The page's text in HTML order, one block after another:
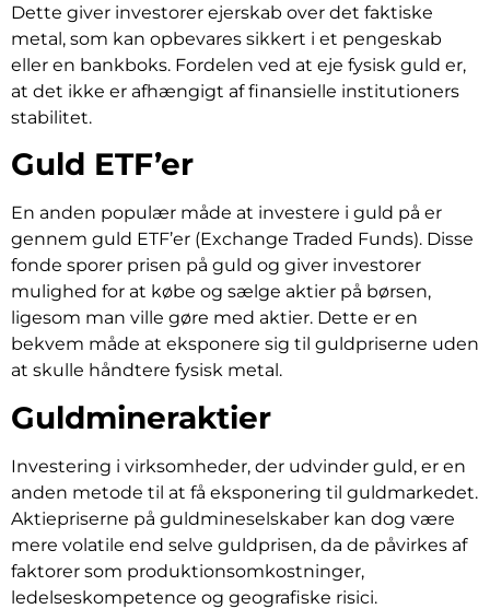
Dette giver investorer ejerskab over det faktiske
metal, som kan opbevares sikkert i et pengeskab
eller en bankboks. Fordelen ved at eje fysisk guld er,
at det ikke er afhængigt af finansielle institutioners
stabilitet.
Guld ETF’er
En anden populær måde at investere i guld på er
gennem guld ETF’er (Exchange Traded Funds). Disse
fonde sporer prisen på guld og giver investorer
mulighed for at købe og sælge aktier på børsen,
ligesom man ville gøre med aktier. Dette er en
bekvem måde at eksponere sig til guldpriserne uden
at skulle håndtere fysisk metal.
Guldmineraktier
Investering i virksomheder, der udvinder guld, er en
anden metode til at få eksponering til guldmarkedet.
Aktiepriserne på guldmineselskaber kan dog være
mere volatile end selve guldprisen, da de påvirkes af
faktorer som produktionsomkostninger,
ledelseskompetence og geografiske risici.